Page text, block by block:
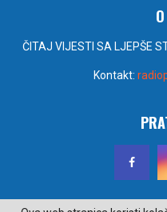
ČITAJ VIJESTI SA LJEPŠE
Kontakt: